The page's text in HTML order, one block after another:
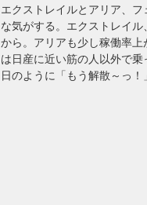
エクストレイルとアリア、
な気がする。エクストレイ
から。アリアも少し稼働率
は日産に近い筋の人以外で
日のように「もう解散～っ！